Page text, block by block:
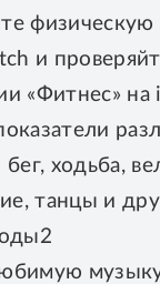
физическую
и
«Фитнес» на
ходьба,
танцы и